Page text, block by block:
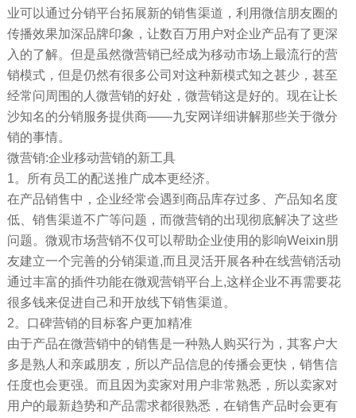
业可以通过分销平台拓展新的销售渠道，利用微信朋友圈的
传播效果加深品牌印象，让数百万用户对企业产品有了更深
入的了解。但是虽然微营销已经成为移动市场上最流行的营
销模式，但是仍然有很多公司对这种新模式知之甚少，甚至
经常问周围的人微营销的好处，微营销这是好的。现在让长
沙知名的分销服务提供商——九安网详细讲解那些关于微分
销的事情。
微营销:企业移动营销的新工具
1。所有员工的配送推广成本更经济。
在产品销售中，企业经常会遇到商品库存过多、产品知名度
低、销售渠道不广等问题，而微营销的出现彻底解决了这些
问题。微观市场营销不仅可以帮助企业使用的影响Weixin朋
友建立一个完善的分销渠道,而且灵活开展各种在线营销活动
通过丰富的插件功能在微观营销平台上,这样企业不再需要花
很多钱来促进自己和开放线下销售渠道。
2。口碑营销的目标客户更加精准
由于产品在微营销中的销售是一种熟人购买行为，其客户大
多是熟人和亲戚朋友，所以产品信息的传播会更快，销售信
任度也会更强。而且因为卖家对用户非常熟悉，所以卖家对
用户的最新趋势和产品需求都很熟悉，在销售产品时会更有